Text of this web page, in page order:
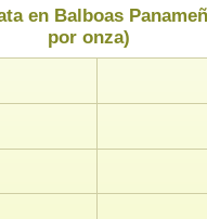
en Balboas
por onza)